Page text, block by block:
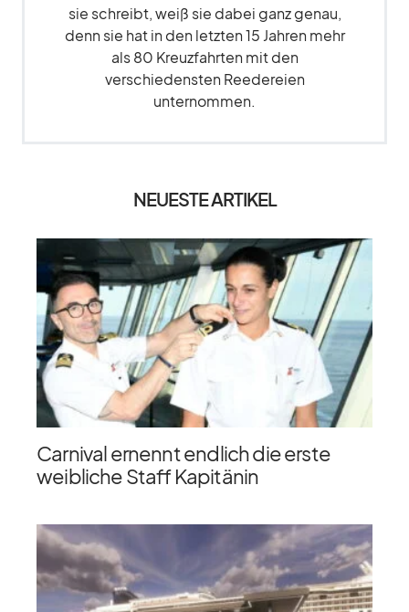
sie schreibt, weiß sie dabei ganz genau,
denn sie hat in den letzten 15 Jahren mehr
als 80 Kreuzfahrten mit den
verschiedensten Reedereien
unternommen.
NEUESTE ARTIKEL
Carnival ernennt endlich die erste
weibliche Staff Kapitänin